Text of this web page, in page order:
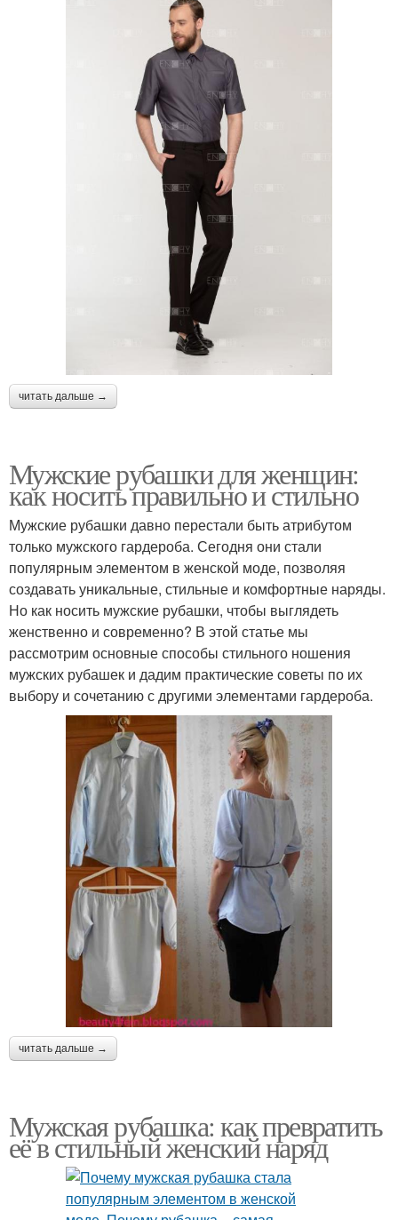
читать дальше →
Мужские рубашки для женщин:
как носить правильно и стильно
Мужские рубашки давно перестали быть атрибутом
только мужского гардероба. Сегодня они стали
популярным элементом в женской моде, позволяя
создавать уникальные, стильные и комфортные наряды.
Но как носить мужские рубашки, чтобы выглядеть
женственно и современно? В этой статье мы
рассмотрим основные способы стильного ношения
мужских рубашек и дадим практические советы по их
выбору и сочетанию с другими элементами гардероба.
читать дальше →
Мужская рубашка: как превратить
её в стильный женский наряд